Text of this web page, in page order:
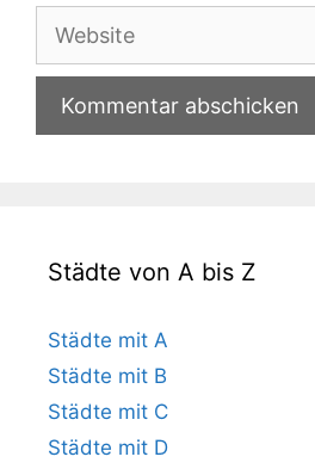
Adresse
Website
Städte von A bis Z
Städte mit A
Städte mit B
Städte mit C
Städte mit D